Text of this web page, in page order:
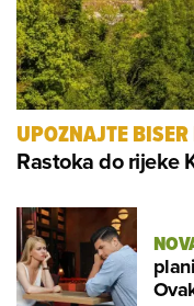
UPOZNAJTE
Rastoka do rijeke